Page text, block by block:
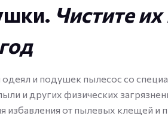
Чистите
и подушек пылесос со
и других физических
избавления от пылевых клещей и